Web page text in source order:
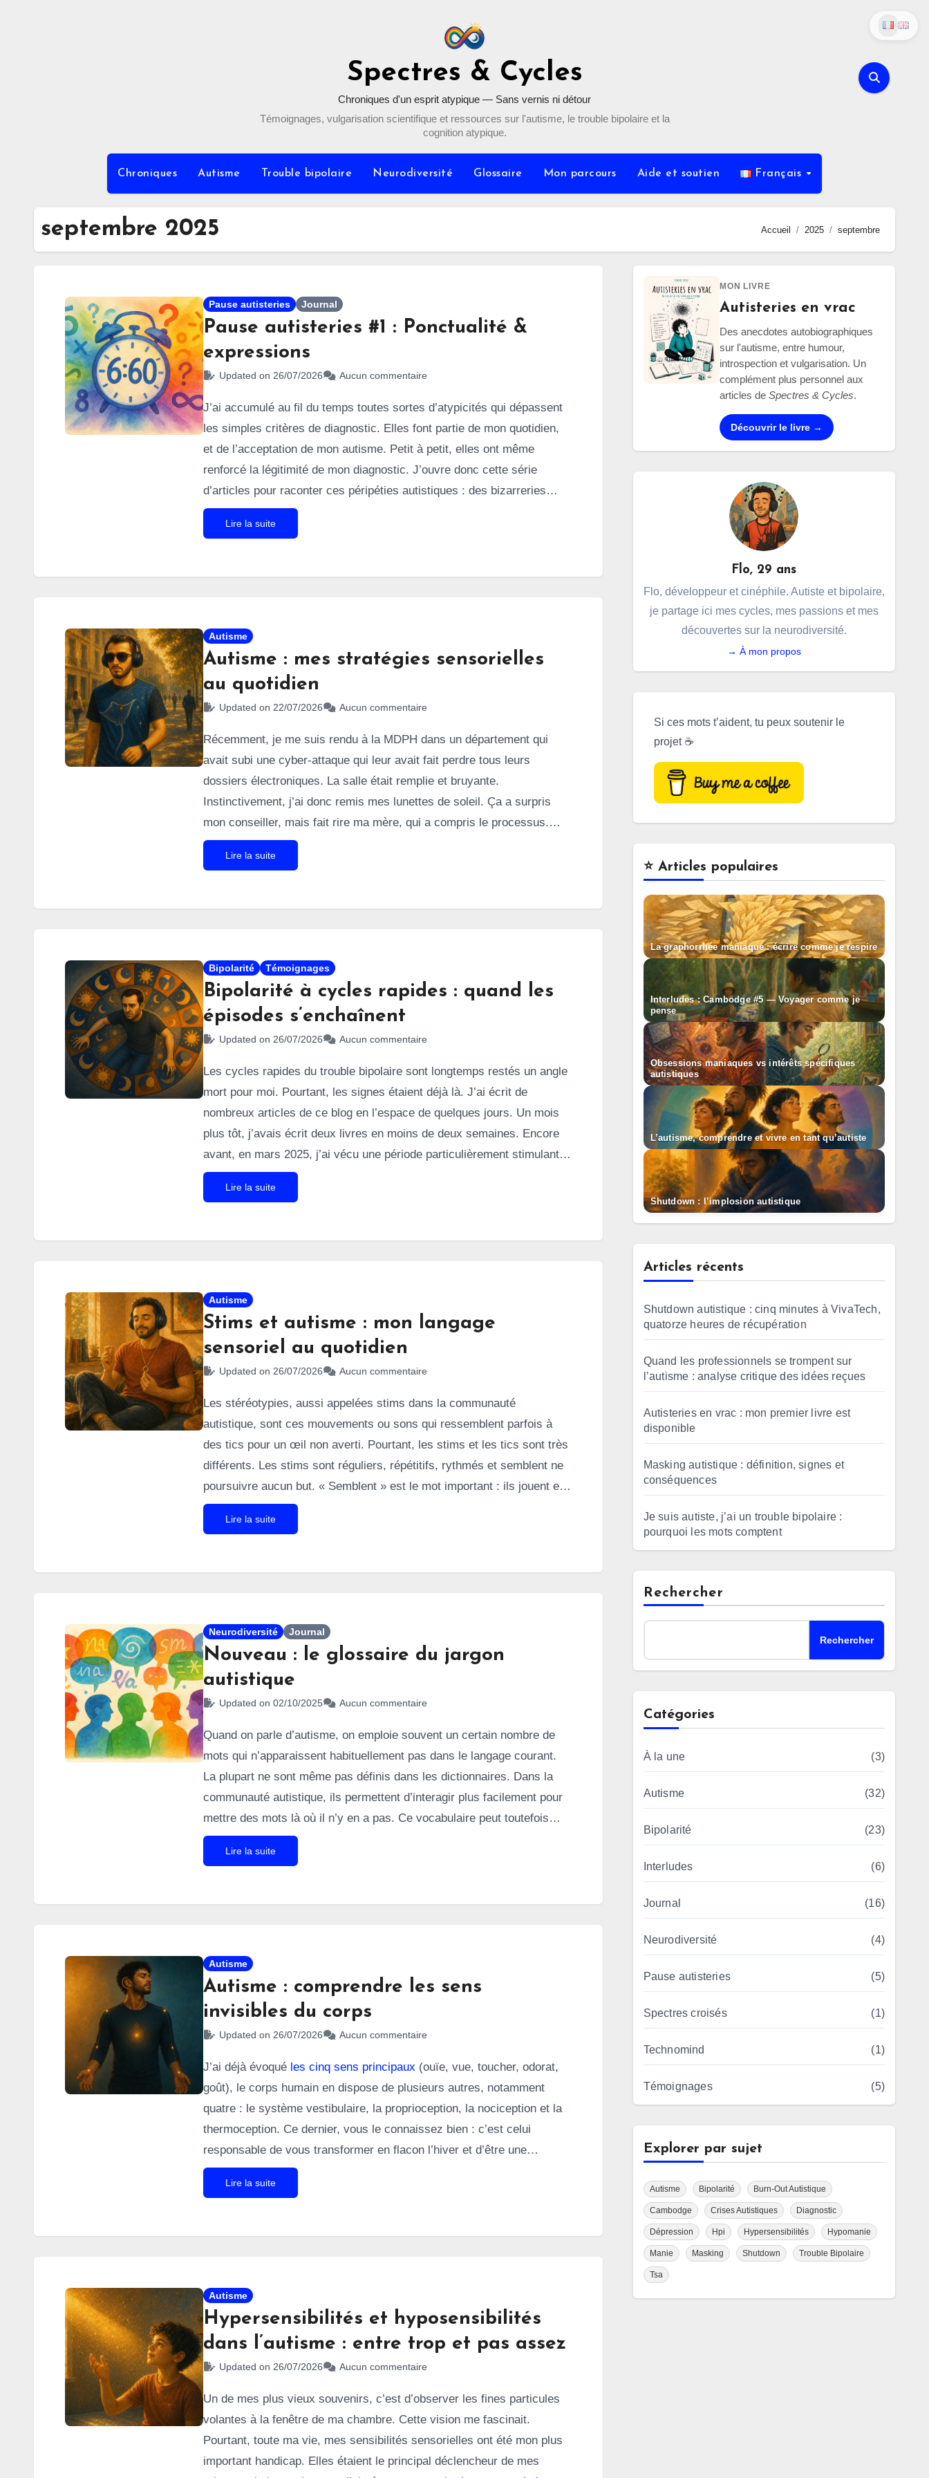
Spectres & Cycles
Chroniques d'un esprit atypique — Sans vernis ni détour
Témoignages, vulgarisation scientifique et ressources sur l'autisme, le trouble bipolaire et la
cognition atypique.
Chroniques Autisme Trouble bipolaire Neurodiversité Glossaire Mon parcours Aide et soutien Français
septembre 2025 Accueil 2025 septembre
Pause autisteries Journal
Pause autisteries #1 : Ponctualité &
expressions
Updated on 26/07/2026 Aucun commentaire
J’ai accumulé au fil du temps toutes sortes d’atypicités qui dépassent
les simples critères de diagnostic. Elles font partie de mon quotidien,
et de l’acceptation de mon autisme. Petit à petit, elles ont même
renforcé la légitimité de mon diagnostic. J’ouvre donc cette série
d’articles pour raconter ces péripéties autistiques : des bizarreries
parfois loufoques, parfois drôles, toujours singulières. J’appelle ça mes
autisteries
— un mot que j’ai inventé pour désigner ces petites
parfois les autres aussi).
Lire la suite
Autisme
Autisme : mes stratégies sensorielles
au quotidien
Updated on 22/07/2026 Aucun commentaire
Récemment, je me suis rendu à la MDPH dans un département qui
avait subi une cyber-attaque qui leur avait fait perdre tous leurs
dossiers électroniques. La salle était remplie et bruyante.
Instinctivement, j’ai donc remis mes lunettes de soleil. Ça a surpris
mon conseiller, mais fait rire ma mère, qui a compris le processus.
C’était un moyen de compenser. Il fallait que je puisse entendre mon
numéro pour me rendre au guichet, puis que j’entende mon conseiller.
donc eu recours à mes lunettes de soleil pour maximiser la réduction
Lire la suite
Bipolarité Témoignages
Bipolarité à cycles rapides : quand les
épisodes s’enchaînent
Updated on 26/07/2026 Aucun commentaire
Les cycles rapides du trouble bipolaire sont longtemps restés un angle
mort pour moi. Pourtant, les signes étaient déjà là. J’ai écrit de
nombreux articles de ce blog en l’espace de quelques jours. Un mois
plus tôt, j’avais écrit deux livres en moins de deux semaines. Encore
avant, en mars 2025, j’ai vécu une période particulièrement stimulante
à socialiser du matin au soir. En janvier, même schéma. Le point
commun ? À chaque fois, un
psychiatre m’a confirmé que mon trouble bipolaire était désormais
souvent plus difficile et plus complexe à prendre en charge.
Lire la suite
Autisme
Stims et autisme : mon langage
sensoriel au quotidien
Updated on 26/07/2026 Aucun commentaire
Les stéréotypies, aussi appelées stims dans la communauté
autistique, sont ces mouvements ou sons qui ressemblent parfois à
des tics pour un œil non averti. Pourtant, les stims et les tics sont très
différents. Les stims sont réguliers, répétitifs, rythmés et semblent ne
poursuivre aucun but. « Semblent » est le mot important : ils jouent en
réalité un rôle essentiel dans la régulation sensorielle et émotionnelle
des
personnes autistes
Lire la suite
Neurodiversité Journal
Nouveau : le glossaire du jargon
autistique
Updated on 02/10/2025 Aucun commentaire
Quand on parle d’autisme, on emploie souvent un certain nombre de
mots qui n’apparaissent habituellement pas dans le langage courant.
La plupart ne sont même pas définis dans les dictionnaires. Dans la
communauté autistique, ils permettent d’interagir plus facilement pour
mettre des mots là où il n’y en a pas. Ce vocabulaire peut toutefois
sembler obscur pour les non concernés, mais aussi les personnes
autistes non diagnostiqués ou nouvellement diagnostiquées.
Lire la suite
Autisme
Autisme : comprendre les sens
invisibles du corps
Updated on 26/07/2026 Aucun commentaire
J’ai déjà évoqué les cinq sens principaux (ouïe, vue, toucher, odorat,
goût), le corps humain en dispose de plusieurs autres, notamment
quatre : le système vestibulaire, la proprioception, la nociception et la
thermoception. Ce dernier, vous le connaissez bien : c’est celui
responsable de vous transformer en flacon l’hiver et d’être une
marmite l’été. Chez les personnes autistes, ils sont souvent altérés de
la même manière que les cinq principaux. Ces sens dits
c’est souvent le cas dans l’autisme, cela peut transformer des
Lire la suite
Autisme
Hypersensibilités et hyposensibilités
dans l’autisme : entre trop et pas assez
Updated on 26/07/2026 Aucun commentaire
Un de mes plus vieux souvenirs, c’est d’observer les fines particules
volantes à la fenêtre de ma chambre. Cette vision me fascinait.
Pourtant, toute ma vie, mes sensibilités sensorielles ont été mon plus
important handicap. Elles étaient le principal déclencheur de mes
MON LIVRE
Autisteries en vrac
Des anecdotes autobiographiques
sur l'autisme, entre humour,
introspection et vulgarisation. Un
complément plus personnel aux
articles de Spectres & Cycles.
Découvrir le livre →
Flo, 29 ans
Flo, développeur et cinéphile. Autiste et bipolaire,
je partage ici mes cycles, mes passions et mes
découvertes sur la neurodiversité.
→ À mon propos
Si ces mots t’aident, tu peux soutenir le
projet ☕
⭐️ Articles populaires
La graphorrhée maniaque : écrire comme je respire
Interludes : Cambodge #5 — Voyager comme je
pense
Obsessions maniaques vs intérêts spécifiques
autistiques
L’autisme, comprendre et vivre en tant qu’autiste
Shutdown : l’implosion autistique
Articles récents
Shutdown autistique : cinq minutes à VivaTech,
quatorze heures de récupération
Quand les professionnels se trompent sur
l’autisme : analyse critique des idées reçues
Autisteries en vrac : mon premier livre est
disponible
Masking autistique : définition, signes et
conséquences
Je suis autiste, j’ai un trouble bipolaire :
pourquoi les mots comptent
Rechercher
Rechercher
Catégories
À la une (3)
Autisme (32)
Bipolarité (23)
Interludes (6)
Journal (16)
Neurodiversité (4)
Pause autisteries (5)
Spectres croisés (1)
Technomind (1)
Témoignages (5)
Explorer par sujet
Autisme Bipolarité Burn-Out Autistique
Cambodge Crises Autistiques Diagnostic
Dépression Hpi Hypersensibilités Hypomanie
Manie Masking Shutdown Trouble Bipolaire
Tsa